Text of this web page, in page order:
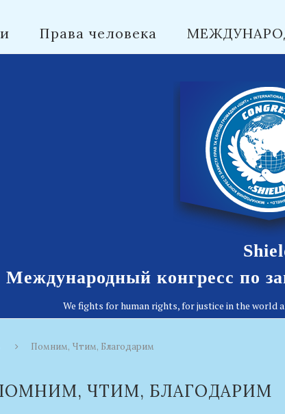
Права человека
Международный конгресс по
Помним, Чтим, Благодарим
ЧТИМ, БЛАГОДАРИМ